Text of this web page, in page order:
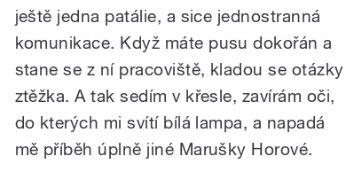
ještě jedna patálie, a sice jednostranná
komunikace. Když máte pusu dokořán a
stane se z ní pracoviště, kladou se otázky
ztěžka. A tak sedím v křesle, zavírám oči,
do kterých mi svítí bílá lampa, a napadá
mě příběh úplně jiné Marušky Horové.